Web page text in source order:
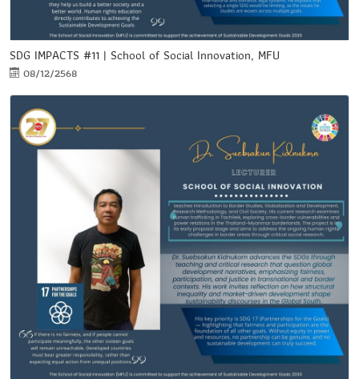
SDG IMPACTS #11 | School of Social Innovation, MFU
08/12/2568